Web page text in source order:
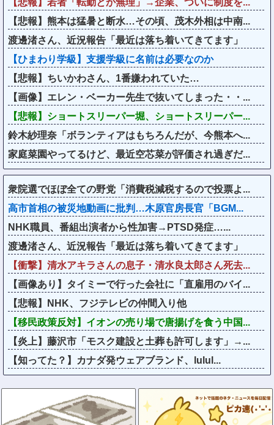
【悲報】若者「転勤とか無理」→企業、ついに制度を...
【悲報】熊本は猛暑と断水…その頃、茂木外相は中南...
渡邊渚さん、近況報告「最近は落ち着いてきてます」
【ひまわり学級】支援学級に名前は必要なのか
【悲報】ちいかわさん、1番嫌われていた…
【画像】エレン・ベーカー先生で抜いてしまった・・...
【悲報】ショートスリーパー堀、ショートスリーパー...
鈴木紗理奈「ボランティアはもちろんだが、今熊本へ...
家庭菜園やってるけど、最近空芯菜が評価され過ぎだ...
衆院選でほぼ全ての野党「消費税減税するので投票よ...
高市首相の被災地動画に批判…木原官房長官「BGM...
NHK職員、番組出演者から性加害→PTSD発症…...
渡邊渚さん、近況報告「最近は落ち着いてきてます」
【衝撃】清水アキラさんの息子・清水良太郎さん死去...
【画像あり】タイミーで行った会社に「直雇用のバイ...
【悲報】NHK、フジテレビの仲間入り他
【移民政策反対】イオンの売り場で唐揚げを食う中国...
【炎上】藤沢市「モスク建設と土葬も許可します」→...
【知ってた？】カナダ発ウェアブランド、lulul...